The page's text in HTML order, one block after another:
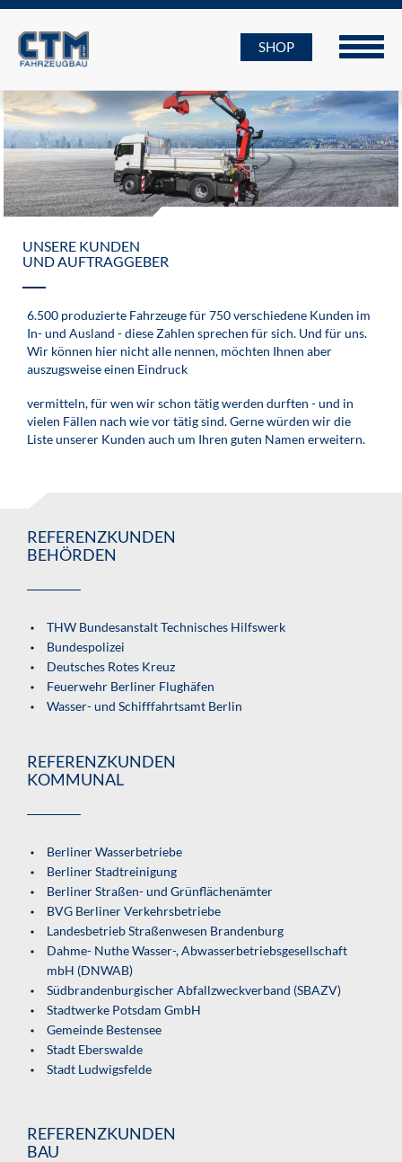
SHOP
UNSERE KUNDEN
UND AUFTRAGGEBER
6.500 produzierte Fahrzeuge für 750 verschiedene Kunden im
In- und Ausland - diese Zahlen sprechen für sich. Und für uns.
Wir können hier nicht alle nennen, möchten Ihnen aber
auszugsweise einen Eindruck
vermitteln, für wen wir schon tätig werden durften - und in
vielen Fällen nach wie vor tätig sind. Gerne würden wir die
Liste unserer Kunden auch um Ihren guten Namen erweitern.
REFERENZKUNDEN
BEHÖRDEN
THW Bundesanstalt Technisches Hilfswerk
Bundespolizei
Deutsches Rotes Kreuz
Feuerwehr Berliner Flughäfen
Wasser- und Schifffahrtsamt Berlin
REFERENZKUNDEN
KOMMUNAL
Berliner Wasserbetriebe
Berliner Stadtreinigung
Berliner Straßen- und Grünflächenämter
BVG Berliner Verkehrsbetriebe
Landesbetrieb Straßenwesen Brandenburg
Dahme- Nuthe Wasser-, Abwasserbetriebsgesellschaft
mbH (DNWAB)
Südbrandenburgischer Abfallzweckverband (SBAZV)
Stadtwerke Potsdam GmbH
Gemeinde Bestensee
Stadt Eberswalde
Stadt Ludwigsfelde
REFERENZKUNDEN
BAU